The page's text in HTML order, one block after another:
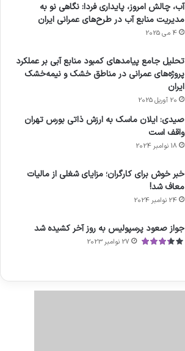
آب، چالش امروز، پایداری فردا: نگاهی نو به
مدیریت منابع آب در طرح‌های عمرانی ایران
4 می 2025
تحلیل جامع پیامدهای کمبود منابع آبی بر عملکرد
پروژه‌های عمرانی در مناطق خشک و نیمه‌خشک
ایران
20 آوریل 2025
صیدی: ایلان ماسک به ارزش ذاتی بورس تهران
واقف است
18 نوامبر 2024
خبر خوش برای کارگران؛ مزایای شغلی از مالیات
معاف شد!
24 نوامبر 2024
جواز صعود پرسپولیس به روز آخر کشیده شد
27 نوامبر 2023